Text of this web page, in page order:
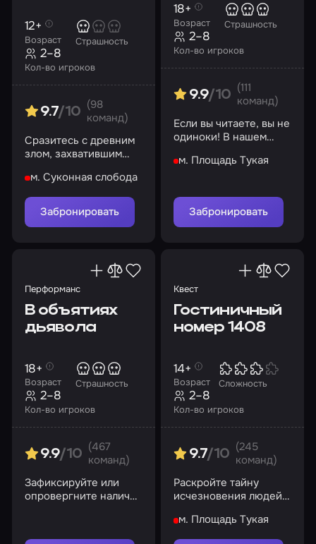
Возраст
12+
Страшность
Кол-во игроков
2–8
9.7/10
(98
команд)
Сразитесь с древним
злом, захватившим
м. Суконная слобода
Забронировать
Возраст
18+
Страшность
Кол-во игроков
2–8
9.9/10
(111
команд)
Если вы читаете, вы не
одиноки! В нашем
вода, кров и
м. Площадь Тукая
Забронировать
Перформанс
В объятиях
дьявола
Возраст
18+
Страшность
Кол-во игроков
2–8
9.9/10
(467
команд)
Зафиксируйте или
опровергните наличие
Квест
Гостиничный
номер 1408
Возраст
14+
Сложность
Кол-во игроков
2–8
9.7/10
(245
команд)
Раскройте тайну
исчезновения людей
или станете жильцами
комнаты навсегда
м. Площадь Тукая